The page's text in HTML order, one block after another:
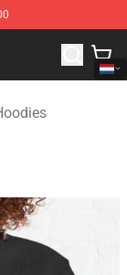
Merchandise